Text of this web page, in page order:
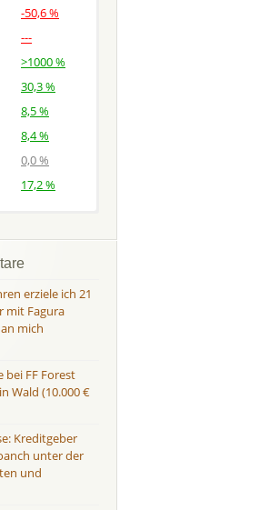
-50,6 %
---
>1000 %
30,3 %
8,5 %
8,4 %
0,0 %
17,2 %
43,2%
0,0 %
-32,2 %
-314,6 %
8,0 %
9,1 %
35,2%
0,0 %
-55,0 %
146,5 %
11,1 %
>1000%
erziele ich 21
mit Fagura
mich
bei FF Forest
Wald (10.000 €
Kreditgeber
unter der
und